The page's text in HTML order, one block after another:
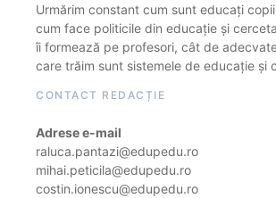
Urmărim constant cum sunt educați
cum face politicile din educație și
îi formează pe profesori, cât de
care trăim sunt sistemele de educație și
CONTACT REDACȚIE
Adrese e-mail
raluca.pantazi@edupedu.ro
mihai.peticila@edupedu.ro
costin.ionescu@edupedu.ro